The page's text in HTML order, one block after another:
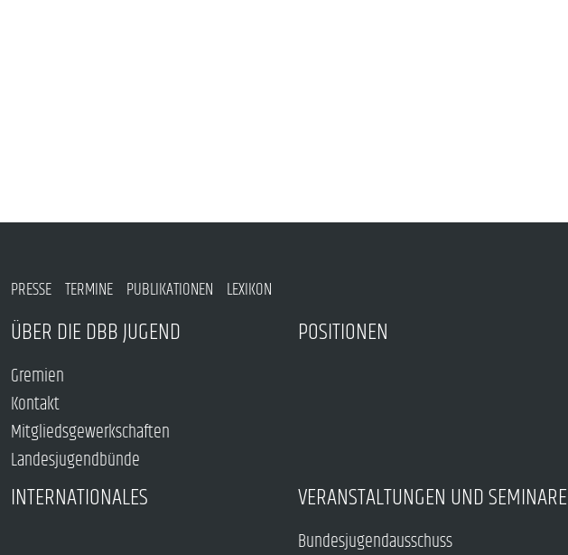
PRESSE TERMINE PUBLIKATIONEN LEXIKON
ÜBER DIE DBB JUGEND
Gremien
Kontakt
Mitgliedsgewerkschaften
Landesjugendbünde
POSITIONEN
INTERNATIONALES VERANSTALTUNGEN UND SEMINARE
Bundesjugendausschuss